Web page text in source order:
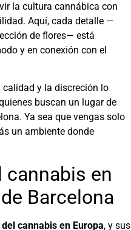
la cultura cannábica con
Aquí, cada detalle —
de flores— está
y en conexión con el
calidad y la discreción lo
buscan un lugar de
Ya sea que vengas solo
un ambiente donde
cannabis en
Barcelona
cannabis en Europa, y sus